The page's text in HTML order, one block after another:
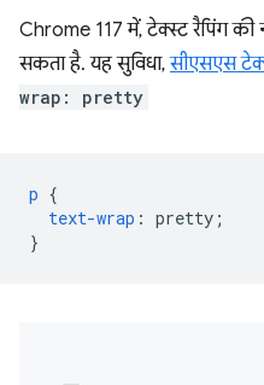
Chrome 117 में, टेक्स्ट रैपिंग की
सकता है. यह सुविधा,सीएसएस
wrap: pretty
p {
text-wrap : pretty ;
}